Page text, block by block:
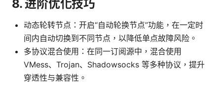
8. 进阶优化技巧
动态轮转节点：开启“自动轮换节点”功能，在一定时
间内自动切换到不同节点，以降低单点故障风险。
多协议混合使用：在同一订阅源中，混合使用
VMess、Trojan、Shadowsocks 等多种协议，提升
穿透性与兼容性。